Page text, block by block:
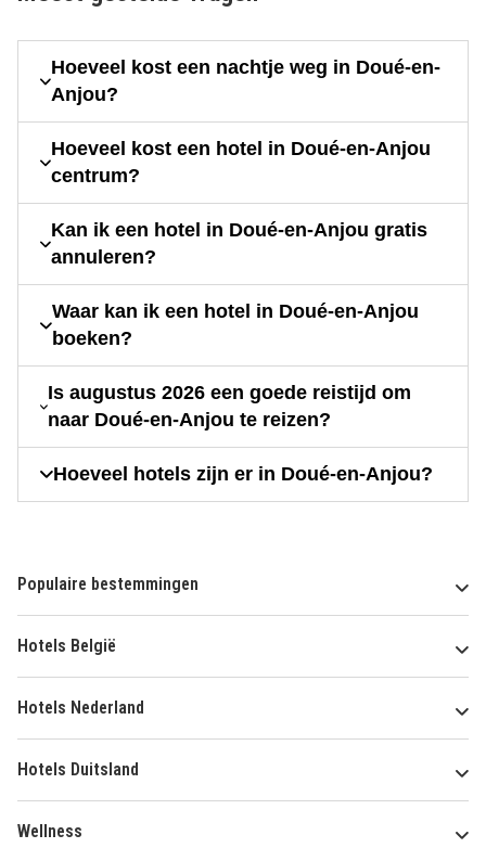
Hoeveel kost een nachtje weg in Doué-en-
Anjou?
Hoeveel kost een hotel in Doué-en-Anjou
centrum?
Kan ik een hotel in Doué-en-Anjou gratis
annuleren?
Waar kan ik een hotel in Doué-en-Anjou
boeken?
Is augustus 2026 een goede reistijd om
naar Doué-en-Anjou te reizen?
Hoeveel hotels zijn er in Doué-en-Anjou?
Populaire bestemmingen
Hotels België
Hotels Nederland
Hotels Duitsland
Wellness